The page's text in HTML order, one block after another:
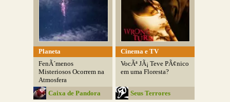
Planeta
FenÃ´menos
Misteriosos Ocorrem na
Atmosfera
Caixa de Pandora
Cinema e TV
VocÃª JÃ¡ Teve PÃ¢nico
em uma Floresta?
Seus Terrores